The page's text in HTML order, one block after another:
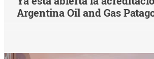
Argentina Oil and Gas